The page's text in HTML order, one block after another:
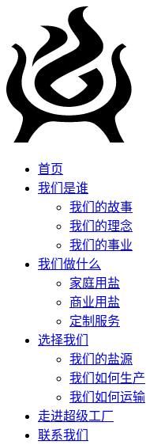
首页
我们是谁
我们的故事
我们的理念
我们的事业
我们做什么
家庭用盐
商业用盐
定制服务
选择我们
我们的盐源
我们如何生产
我们如何运输
走进超级工厂
联系我们